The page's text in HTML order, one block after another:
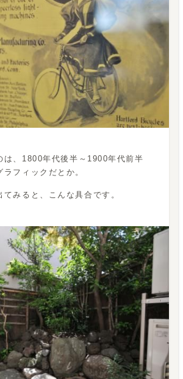
は、1800年代後半～1900年代前半
フィックだとか。
てみると、こんな具合です。